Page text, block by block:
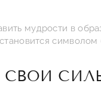
мудрости в
символом